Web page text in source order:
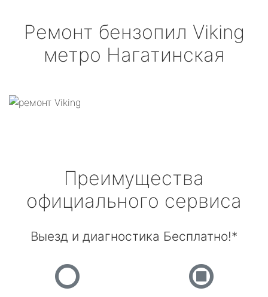
Ремонт бензопил Viking
метро Нагатинская
Преимущества
официального сервиса
Выезд и диагностика Бесплатно!*